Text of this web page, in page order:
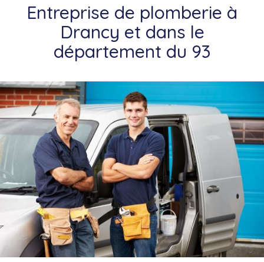
Entreprise de plomberie à
Drancy et dans le
département du 93